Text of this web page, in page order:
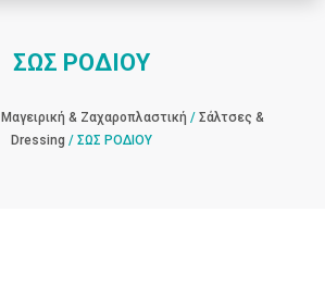
ΣΩΣ ΡΟΔΙΟΥ
Μαγειρική & Ζαχαροπλαστική / Σάλτσες &
Dressing / ΣΩΣ ΡΟΔΙΟΥ